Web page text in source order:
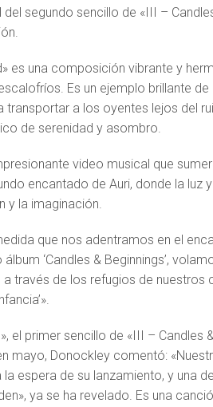
segundo sencillo de «III –
es una composición vibrante y
Es un ejemplo brillante de
transportar a los oyentes lejos del
de serenidad y asombro.
video musical que
encantado de Auri, donde la luz
y la imaginación.
que nos adentramos en el
‘Candles & Beginnings’,
a través de los refugios de nuestros
el primer sencillo de «III – Candles
mayo, Donockley comentó:
la espera de su lanzamiento, y una
ya se ha revelado. Es una